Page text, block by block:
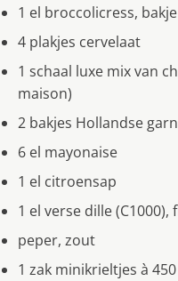
1 el broccolicress,
4 plakjes cervelaat
1 schaal luxe mix van
maison)
2 bakjes Hollandse
6 el mayonaise
1 el citroensap
1 el verse dille (C1000),
peper, zout
1 zak mini­krieltjes à